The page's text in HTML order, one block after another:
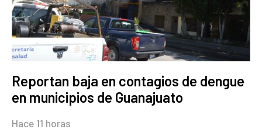
Reportan baja en contagios de dengue
en municipios de Guanajuato
Hace 11 horas